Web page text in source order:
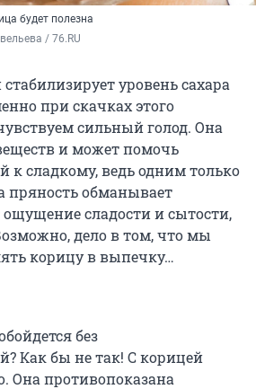
будет полезна
/ 76.RU
уровень сахара
при скачках этого
сильный голод. Она
и может помочь
к сладкому, ведь одним только
пряность обманывает
ощущение сладости и сытости,
дело в том, что мы
корицу в выпечку…
без
Как бы не так! С корицей
Она противопоказана